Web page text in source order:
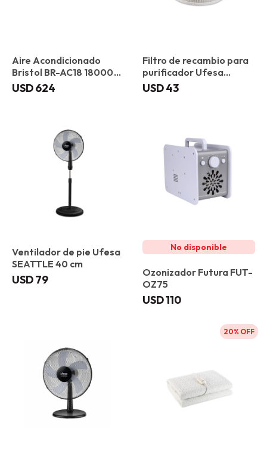
Aire Acondicionado
Bristol BR-AC18 18000
BTU
USD624
Filtro de recambio para
purificador Ufesa
PF4500F
USD43
Ventilador de pie Ufesa
SEATTLE 40 cm
USD79
Ozonizador Futura FUT-
OZ75
USD110
20